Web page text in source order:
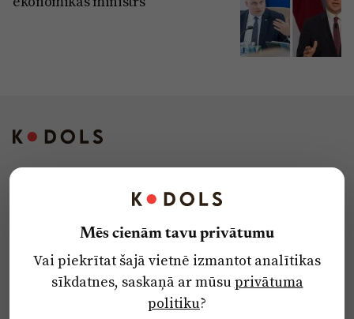
Privātuma politika
Ētikas kodekss
Mēs cienām tavu privātumu
Vai piekrītat šajā vietnē izmantot analītikas
sīkdatnes, saskaņā ar mūsuprivātuma
politiku?